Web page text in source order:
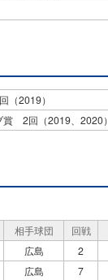
（2019）
賞 2回（2019、2020）
相手球団 回戦
広島 2
広島 7